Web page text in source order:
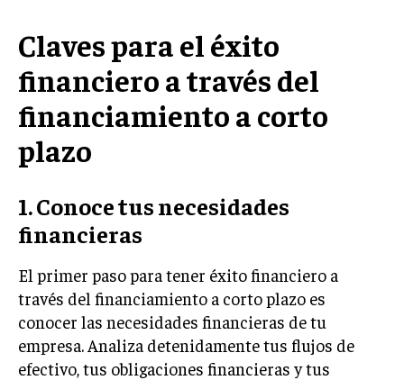
Claves para el éxito
financiero a través del
financiamiento a corto
plazo
1. Conoce tus necesidades
financieras
El primer paso para tener éxito financiero a
través del financiamiento a corto plazo es
conocer las necesidades financieras de tu
empresa. Analiza detenidamente tus flujos de
efectivo, tus obligaciones financieras y tus